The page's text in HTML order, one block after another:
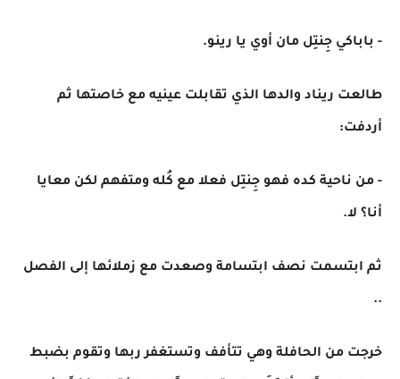
- باباكي جِنتِل مان أوي يا رينو.
طالعت ريناد والدها الذي تقابلت عينيه مع خاصتها ثم
أردفت:
- من ناحية كده فهو جِنتِل فعلا مع كُله ومتفهم لكن معايا
أنا؟ لا.
ثم ابتسمت نصف ابتسامة وصعدت مع زملائها إلى الفصل
..
خرجت من الحافلة وهي تتأفف وتستغفر ربها وتقوم بضبط